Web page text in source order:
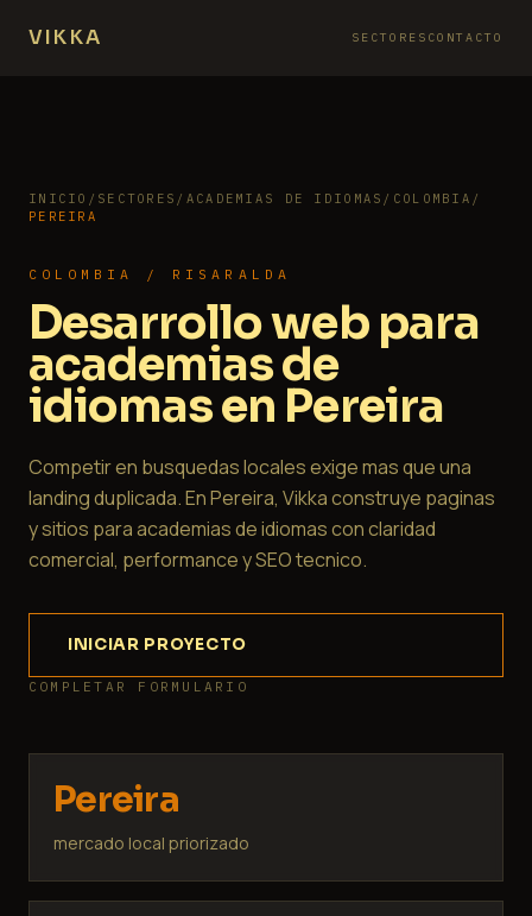
VIKKA SECTORES CONTACTO
INICIO / SECTORES / ACADEMIAS DE IDIOMAS / COLOMBIA /
PEREIRA
COLOMBIA / RISARALDA
Desarrollo web para
academias de
idiomas en Pereira
Competir en busquedas locales exige mas que una
landing duplicada. En Pereira, Vikka construye paginas
y sitios para academias de idiomas con claridad
comercial, performance y SEO tecnico.
INICIAR PROYECTO
COMPLETAR FORMULARIO
Pereira
mercado local priorizado